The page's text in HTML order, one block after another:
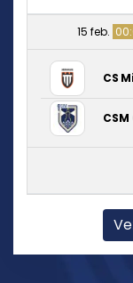
15 feb.
CS